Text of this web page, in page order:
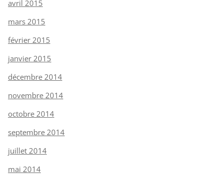
avril 2015
mars 2015
février 2015
janvier 2015
décembre 2014
novembre 2014
octobre 2014
septembre 2014
juillet 2014
mai 2014